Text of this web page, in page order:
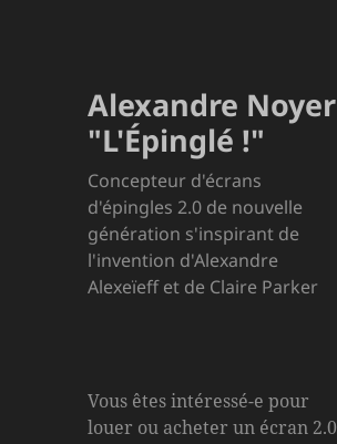
Alexandre Noyer
"L'Épinglé !"
Concepteur d'écrans
d'épingles 2.0 de nouvelle
génération s'inspirant de
l'invention d'Alexandre
Alexeïeff et de Claire Parker
Vous êtes intéressé-e pour
louer ou acheter un écran 2.0